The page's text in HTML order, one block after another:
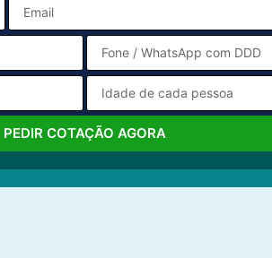
PEDIR COTAÇÃO AGORA